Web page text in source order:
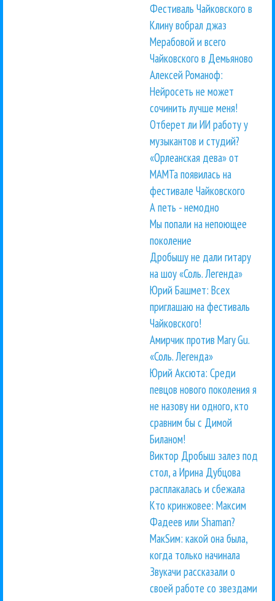
Фестиваль Чайковского в
Клину вобрал джаз
Мерабовой и всего
Чайковского в Демьяново
Алексей Романоф:
Нейросеть не может
сочинить лучше меня!
Отберет ли ИИ работу у
музыкантов и студий?
«Орлеанская дева» от
МАМТа появилась на
фестивале Чайковского
А петь - немодно
Мы попали на непоющее
поколение
Дробышу не дали гитару
на шоу «Соль. Легенда»
Юрий Башмет: Всех
приглашаю на фестиваль
Чайковского!
Амирчик против Mary Gu.
«Соль. Легенда»
Юрий Аксюта: Среди
певцов нового поколения я
не назову ни одного, кто
сравним бы с Димой
Биланом!
Виктор Дробыш залез под
стол, а Ирина Дубцова
расплакалась и сбежала
Кто кринжовее: Максим
Фадеев или Shaman?
МакSим: какой она была,
когда только начинала
Звукачи рассказали о
своей работе со звездами